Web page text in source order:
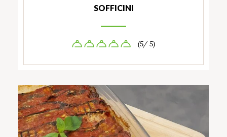
SOFFICINI
(5/ 5)